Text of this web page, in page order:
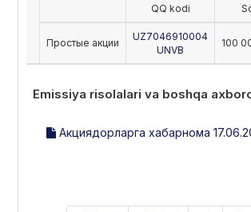
QQ kodi
Простые акции
UZ7046910004
UNVB
100
Emissiya risolalari va boshqa
Акциядорларга хабарнома